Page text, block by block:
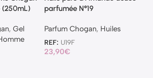
(250mL)
Gel
parfumée N°19
Parfum Chogan Huiles
REF: U19F
23,90€